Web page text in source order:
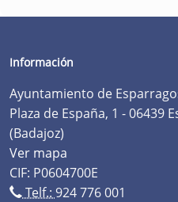
Información
Ayuntamiento de
Plaza de España, 1 - 06439
(Badajoz)
Ver mapa
CIF: P0604700E
Telf.: 924 776 001